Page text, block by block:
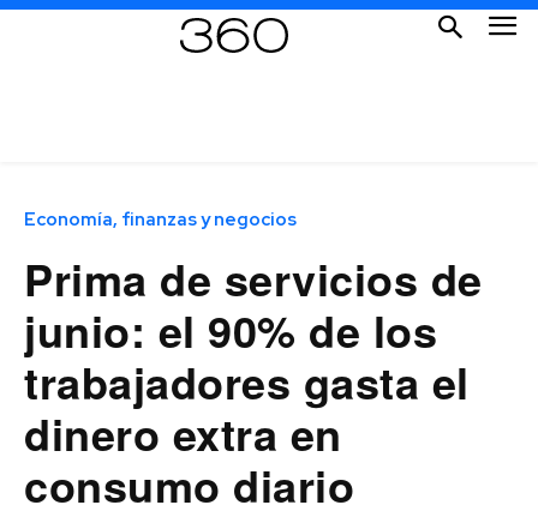
Economía, finanzas y negocios
Prima de servicios de
junio: el 90% de los
trabajadores gasta el
dinero extra en
consumo diario